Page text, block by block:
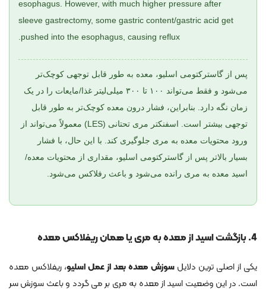
esophagus. However, with much higher pressure after
sleeve gastrectomy, some gastric content/gastric acid get
pushed into the esophagus, causing reflux.
پس از گاسترکتومی اسلیو، معده به طور قابل توجهی کوچک‌تر
می‌شود و فقط می‌تواند ۱۰۰ تا ۳۰۰ میلی‌لیتر غذا/مایعات را در یک
زمان نگه دارد. بنابراین، فشار درون معده کوچک‌تر به طور قابل
توجهی بیشتر است. اسفنکتر مری تحتانی (LES) معمولاً می‌تواند از
ورود محتویات معده به مری جلوگیری کند. با این حال، با فشار
بسیار بالاتر پس از گاسترکتومی اسلیو، مقداری از محتویات معده/
اسید معده به مری رانده می‌شود و باعث رفلاکس می‌شود.
4. بازگشت اسید از معده به مری یا همان ریفلاکس معده
یکی از اصلی ترین دلایل سوزش معده بعد از عمل اسلیو، ریفلاکس معده
است. در این وضعیت اسید از معده به مری بر می گردد و باعث سوزش سر